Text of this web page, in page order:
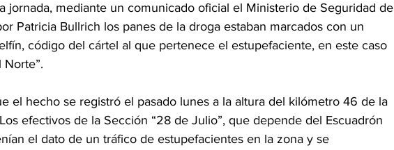
jornada, mediante un comunicado oficial el Ministerio de Seguridad de
Patricia Bullrich los panes de la droga estaban marcados con un
código del cártel al que pertenece el estupefaciente, en este caso
Norte”.
el hecho se registró el pasado lunes a la altura del kilómetro 46 de la
efectivos de la Sección “28 de Julio”, que depende del Escuadrón
el dato de un tráfico de estupefacientes en la zona y se